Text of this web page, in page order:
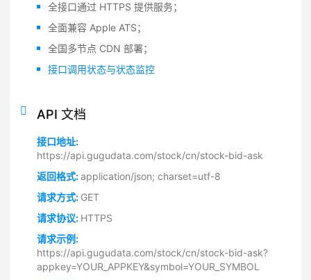
全接口通过 HTTPS 提供服务；
全面兼容 Apple ATS；
全国多节点 CDN 部署；
接口调用状态与状态监控
API 文档
接口地址:
https://api.gugudata.com/stock/cn/stock-bid-ask
返回格式:application/json; charset=utf-8
请求方式: GET
请求协议: HTTPS
请求示例:
https://api.gugudata.com/stock/cn/stock-bid-ask?
appkey=YOUR_APPKEY&symbol=YOUR_SYMBOL